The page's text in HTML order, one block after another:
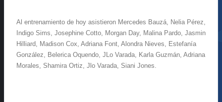
Al entrenamiento de hoy asistieron Mercedes Bauzá, Nelia Pérez,
Indigo Sims, Josephine Cotto, Morgan Day, Malina Pardo, Jasmin
Hilliard, Madison Cox, Adriana Font, Alondra Nieves, Estefanía
González, Belerica Oquendo, JLo Varada, Karla Guzmán, Adriana
Morales, Shamira Ortiz, Jlo Varada, Siani Jones.